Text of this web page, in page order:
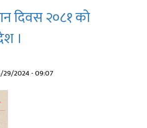
दिवस २०८१ को
।
29/2024 - 09:07